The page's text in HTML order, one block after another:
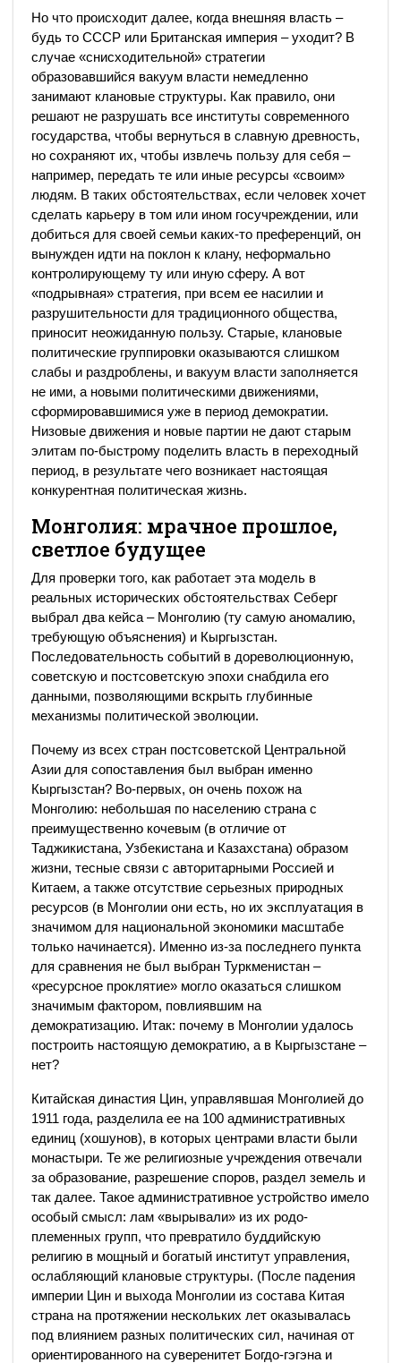
Но что происходит далее, когда внешняя власть –
будь то СССР или Британская империя – уходит? В
случае «снисходительной» стратегии
образовавшийся вакуум власти немедленно
занимают клановые структуры. Как правило, они
решают не разрушать все институты современного
государства, чтобы вернуться в славную древность,
но сохраняют их, чтобы извлечь пользу для себя –
например, передать те или иные ресурсы «своим»
людям. В таких обстоятельствах, если человек хочет
сделать карьеру в том или ином госучреждении, или
добиться для своей семьи каких-то преференций, он
вынужден идти на поклон к клану, неформально
контролирующему ту или иную сферу. А вот
«подрывная» стратегия, при всем ее насилии и
разрушительности для традиционного общества,
приносит неожиданную пользу. Старые, клановые
политические группировки оказываются слишком
слабы и раздроблены, и вакуум власти заполняется
не ими, а новыми политическими движениями,
сформировавшимися уже в период демократии.
Низовые движения и новые партии не дают старым
элитам по-быстрому поделить власть в переходный
период, в результате чего возникает настоящая
конкурентная политическая жизнь.
Монголия: мрачное прошлое,
светлое будущее
Для проверки того, как работает эта модель в
реальных исторических обстоятельствах Себерг
выбрал два кейса – Монголию (ту самую аномалию,
требующую объяснения) и Кыргызстан.
Последовательность событий в дореволюционную,
советскую и постсоветскую эпохи снабдила его
данными, позволяющими вскрыть глубинные
механизмы политической эволюции.
Почему из всех стран постсоветской Центральной
Азии для сопоставления был выбран именно
Кыргызстан? Во-первых, он очень похож на
Монголию: небольшая по населению страна с
преимущественно кочевым (в отличие от
Таджикистана, Узбекистана и Казахстана) образом
жизни, тесные связи с авторитарными Россией и
Китаем, а также отсутствие серьезных природных
ресурсов (в Монголии они есть, но их эксплуатация в
значимом для национальной экономики масштабе
только начинается). Именно из-за последнего пункта
для сравнения не был выбран Туркменистан –
«ресурсное проклятие» могло оказаться слишком
значимым фактором, повлиявшим на
демократизацию. Итак: почему в Монголии удалось
построить настоящую демократию, а в Кыргызстане –
нет?
Китайская династия Цин, управлявшая Монголией до
1911 года, разделила ее на 100 административных
единиц (хошунов), в которых центрами власти были
монастыри. Те же религиозные учреждения отвечали
за образование, разрешение споров, раздел земель и
так далее. Такое административное устройство имело
особый смысл: лам «вырывали» из их родо-
племенных групп, что превратило буддийскую
религию в мощный и богатый институт управления,
ослабляющий клановые структуры. (После падения
империи Цин и выхода Монголии из состава Китая
страна на протяжении нескольких лет оказывалась
под влиянием разных политических сил, начиная от
ориентированного на суверенитет Богдо-гэгэна и